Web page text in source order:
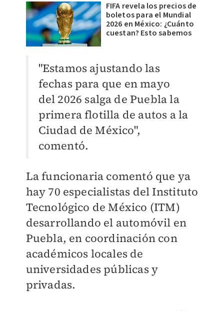
FIFA revela los precios de
boletos para el Mundial
2026 en México: ¿Cuánto
cuestan? Esto sabemos
"Estamos ajustando las
fechas para que en mayo
del 2026 salga de Puebla la
primera flotilla de autos a la
Ciudad de México",
comentó.
La funcionaria comentó que ya
hay 70 especialistas del Instituto
Tecnológico de México (ITM)
desarrollando el automóvil en
Puebla, en coordinación con
académicos locales de
universidades públicas y
privadas.